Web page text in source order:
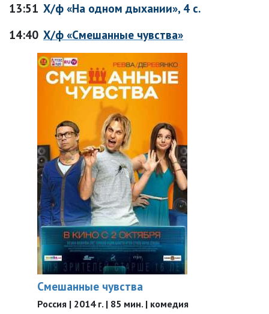
13:51 Х/ф «На одном дыхании», 4 с.
14:40 Х/ф «Смешанные чувства»
Смешанные чувства
Россия | 2014 г. | 85 мин. | комедия